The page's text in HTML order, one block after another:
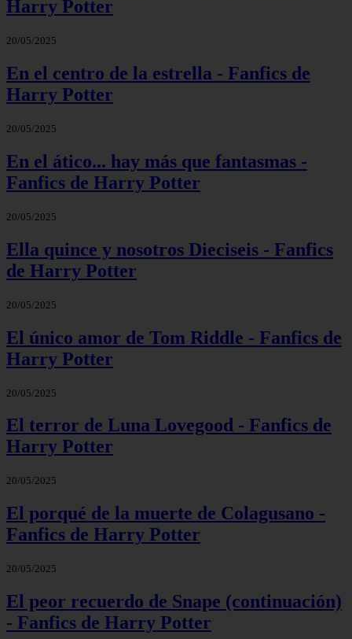
Harry Potter
20/05/2025
En el centro de la estrella - Fanfics de
Harry Potter
20/05/2025
En el ático... hay más que fantasmas -
Fanfics de Harry Potter
20/05/2025
Ella quince y nosotros Dieciseis - Fanfics
de Harry Potter
20/05/2025
El único amor de Tom Riddle - Fanfics de
Harry Potter
20/05/2025
El terror de Luna Lovegood - Fanfics de
Harry Potter
20/05/2025
El porqué de la muerte de Colagusano -
Fanfics de Harry Potter
20/05/2025
El peor recuerdo de Snape (continuación)
- Fanfics de Harry Potter